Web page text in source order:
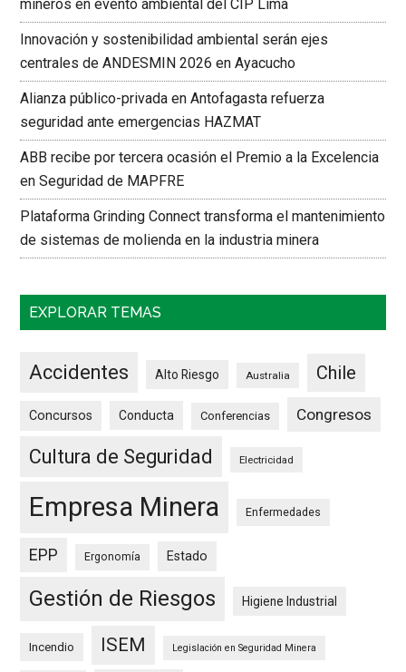
mineros en evento ambiental del CIP Lima
Innovación y sostenibilidad ambiental serán ejes
centrales de ANDESMIN 2026 en Ayacucho
Alianza público-privada en Antofagasta refuerza
seguridad ante emergencias HAZMAT
ABB recibe por tercera ocasión el Premio a la Excelencia
en Seguridad de MAPFRE
Plataforma Grinding Connect transforma el mantenimiento
de sistemas de molienda en la industria minera
EXPLORAR TEMAS
Accidentes Alto Riesgo Australia Chile
Concursos Conducta Conferencias Congresos
Cultura de Seguridad Electricidad
Empresa Minera Enfermedades
EPP Ergonomía Estado
Gestión de Riesgos Higiene Industrial
Incendio ISEM Legislación en Seguridad Minera